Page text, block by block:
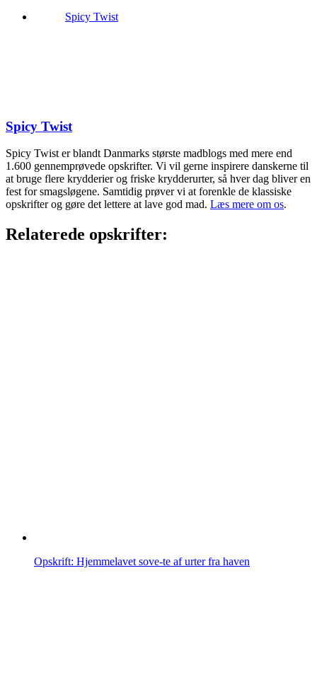
Spicy Twist
Spicy Twist
Spicy Twist er blandt Danmarks største madblogs med mere end
1.600 gennemprøvede opskrifter. Vi vil gerne inspirere danskerne til
at bruge flere krydderier og friske krydderurter, så hver dag bliver en
fest for smagsløgene. Samtidig prøver vi at forenkle de klassiske
opskrifter og gøre det lettere at lave god mad. Læs mere om os.
Relaterede opskrifter:
Opskrift: Hjemmelavet sove-te af urter fra haven